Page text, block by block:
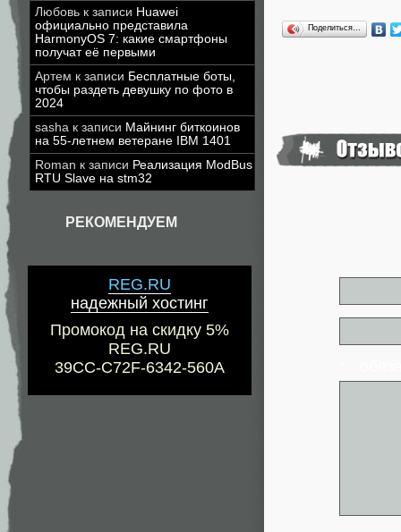
Любовь к записи Huawei
официально представила
HarmonyOS 7: какие смартфоны
получат её первыми
Артем к записи Бесплатные боты,
чтобы раздеть девушку по фото в
2024
sasha к записи Майнинг биткоинов
на 55-летнем ветеране IBM 1401
Roman к записи Реализация ModBus
RTU Slave на stm32
РЕКОМЕНДУЕМ
REG.RU
надежный хостинг
Промокод на скидку 5%
REG.RU
39CC-C72F-6342-560A
Поделиться…